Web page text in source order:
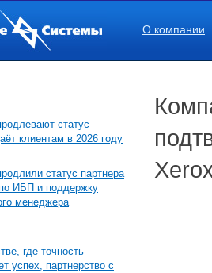
О компании
статус
клиентам в 2026 году
статус партнера
по ИБП и поддержку
менеджера
где точность
успех, партнерство с